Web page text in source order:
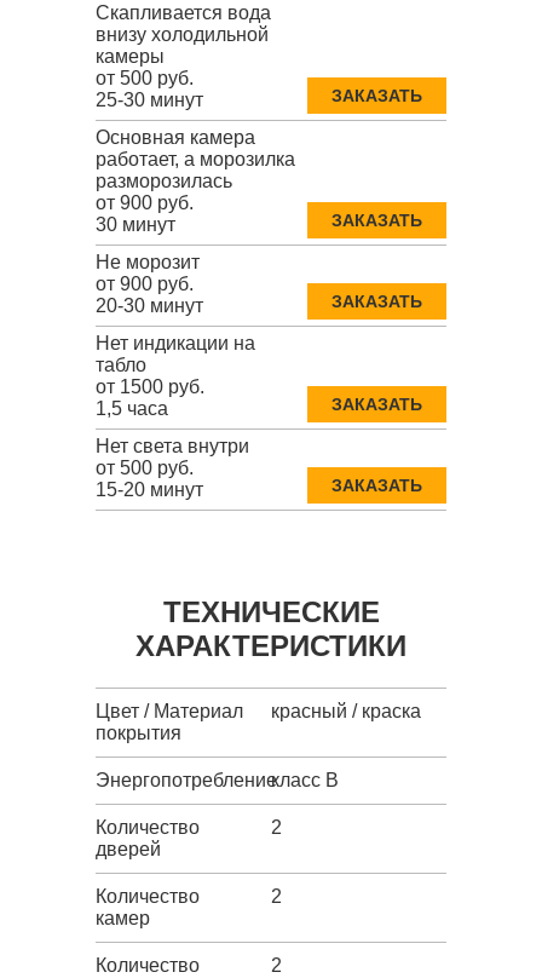
Скапливается вода
внизу холодильной
камеры
от 500 руб.
25-30 минут
ЗАКАЗАТЬ
Основная камера
работает, а морозилка
разморозилась
от 900 руб.
30 минут
ЗАКАЗАТЬ
Не морозит
от 900 руб.
20-30 минут
ЗАКАЗАТЬ
Нет индикации на
табло
от 1500 руб.
1,5 часа
ЗАКАЗАТЬ
Нет света внутри
от 500 руб.
15-20 минут
ЗАКАЗАТЬ
ТЕХНИЧЕСКИЕ
ХАРАКТЕРИСТИКИ
Цвет / Материал
покрытия
красный / краска
Энергопотреблениекласс B
Количество
дверей
2
Количество
камер
2
Количество
2